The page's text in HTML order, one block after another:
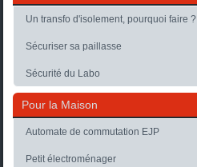
Un transfo d'isolement, pourquoi faire ?
Sécuriser sa paillasse
Sécurité du Labo
Pour la Maison
Automate de commutation EJP
Petit électroménager